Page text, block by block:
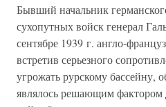
Бывший начальник
сухопутных войск генерал
сентябре 1939 г. англо-
встретив серьезного
угрожать рурскому бассейну,
являлось решающим фактором